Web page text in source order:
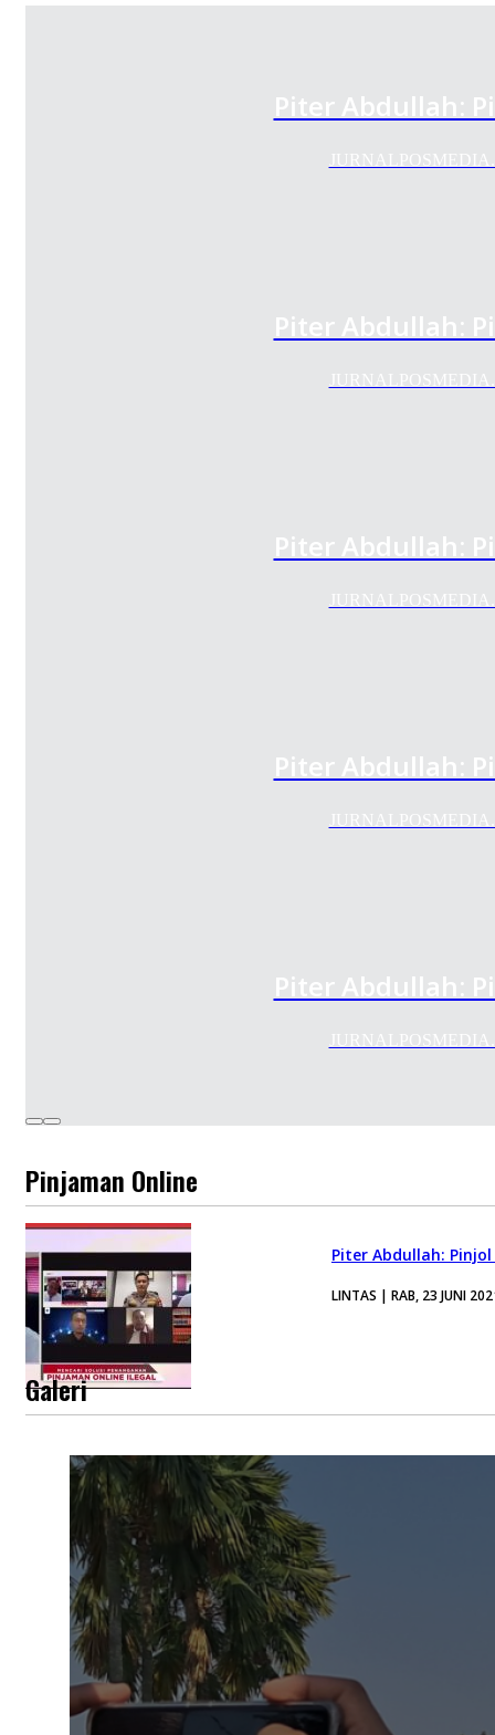
Piter Abdullah:
Piter Abdullah:
Piter Abdullah:
Piter Abdullah:
Piter Abdullah:
Pinjaman Online
Piter Abdullah:
LINTAS | RAB, 23 JUNI
Galeri